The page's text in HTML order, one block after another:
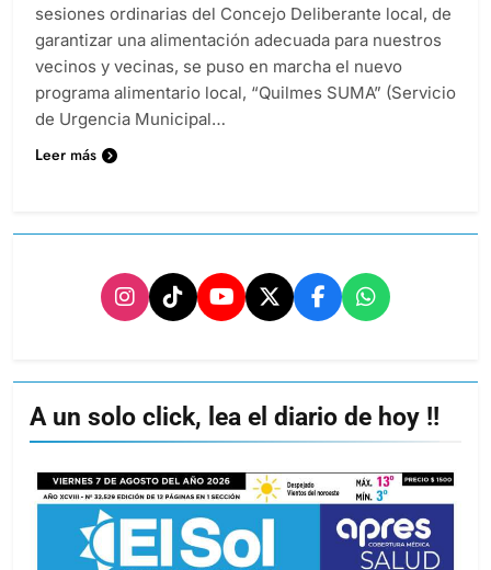
sesiones ordinarias del Concejo Deliberante local, de
garantizar una alimentación adecuada para nuestros
vecinos y vecinas, se puso en marcha el nuevo
programa alimentario local, “Quilmes SUMA” (Servicio
de Urgencia Municipal…
Leer más
A un solo click, lea el diario de hoy !!